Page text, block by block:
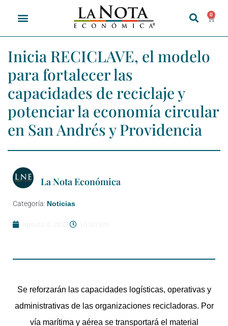
0
Inicia RECICLAVE, el modelo
para fortalecer las
capacidades de reciclaje y
potenciar la economía circular
en San Andrés y Providencia
La Nota Económica
Categoría: Noticias
Se reforzarán las capacidades logísticas, operativas y
administrativas de las organizaciones recicladoras. Por
vía marítima y aérea se transportará el material